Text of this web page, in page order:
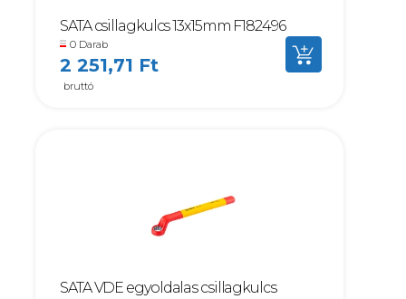
SATA csillagkulcs 13x15mm F182496
0 Darab
2 251,71 Ft
bruttó
SATA VDE egyoldalas csillagkulcs